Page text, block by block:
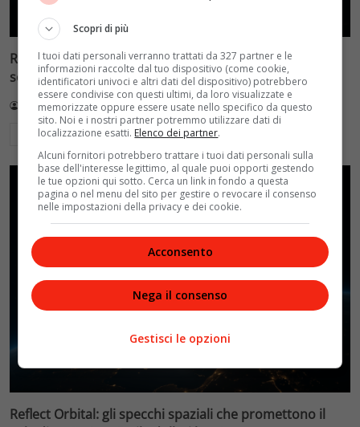
Reflect Orbital: gli specchi spaziali che promettono il
sole di notte (per 5mila dollari l’ora)
Redazione VelvetMAG 4 Agosto 2026
Leggi di più
Reflect Orbital: gli specchi spaziali che promettono il
Scopri di più
I tuoi dati personali verranno trattati da 327 partner e le
informazioni raccolte dal tuo dispositivo (come cookie,
identificatori univoci e altri dati del dispositivo) potrebbero
essere condivise con questi ultimi, da loro visualizzate e
memorizzate oppure essere usate nello specifico da questo
sito. Noi e i nostri partner potremmo utilizzare dati di
localizzazione esatti. Elenco dei partner.
Alcuni fornitori potrebbero trattare i tuoi dati personali sulla
base dell'interesse legittimo, al quale puoi opporti gestendo
le tue opzioni qui sotto. Cerca un link in fondo a questa
pagina o nel menu del sito per gestire o revocare il consenso
nelle impostazioni della privacy e dei cookie.
Acconsento
Nega il consenso
Gestisci le opzioni